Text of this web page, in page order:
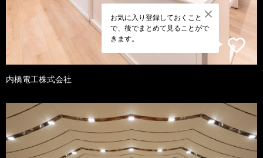
お気に入り登録しておくこと
で、後でまとめて見ることがで
きます。
内橋電工株式会社